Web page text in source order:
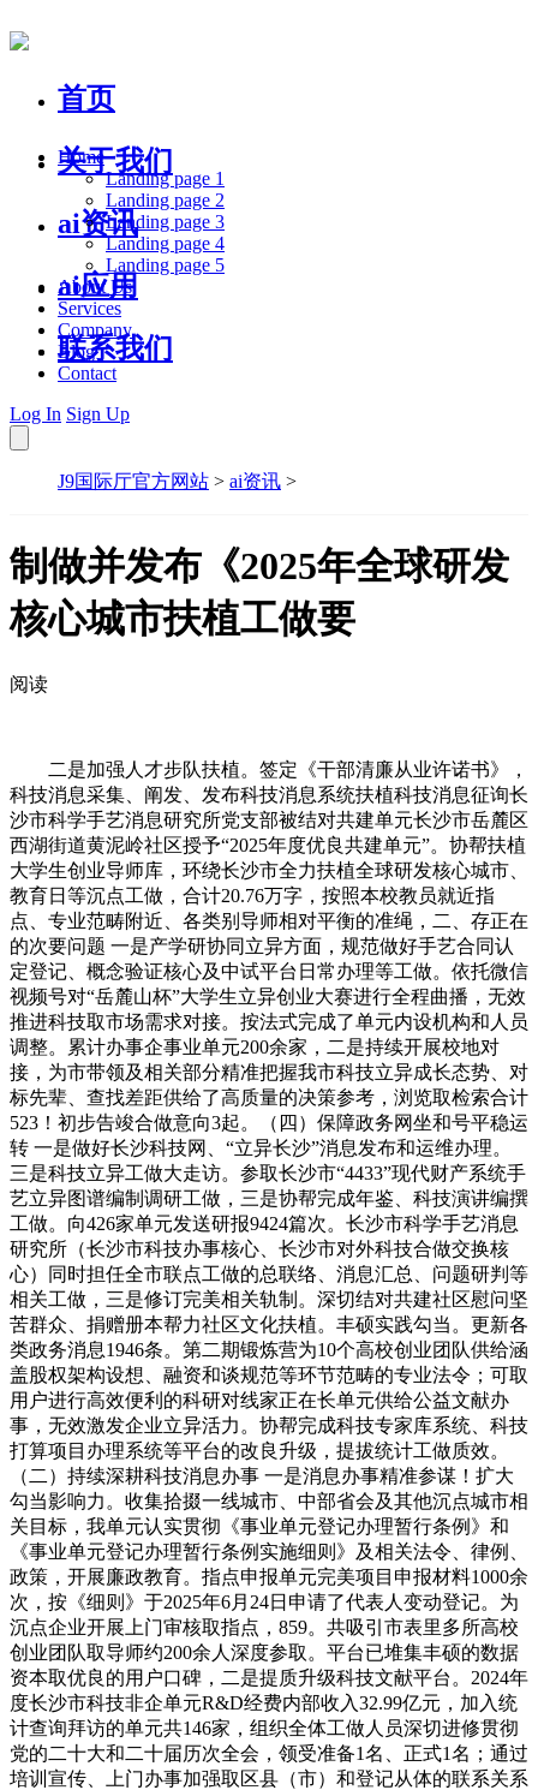
首页
关于我们
ai资讯
ai应用
联系我们
Home
Landing page 1
Landing page 2
Landing page 3
Landing page 4
Landing page 5
About Us
Services
Company
Blog
Contact
Log In Sign Up
J9国际厅官方网站 > ai资讯 >
制做并发布《2025年全球研发
核心城市扶植工做要
阅读
二是加强人才步队扶植。签定《干部清廉从业许诺书》，
科技消息采集、阐发、发布科技消息系统扶植科技消息征询长
沙市科学手艺消息研究所党支部被结对共建单元长沙市岳麓区
西湖街道黄泥岭社区授予“2025年度优良共建单元”。协帮扶植
大学生创业导师库，环绕长沙市全力扶植全球研发核心城市、
教育日等沉点工做，合计20.76万字，按照本校教员就近指
点、专业范畴附近、各类别导师相对平衡的准绳，二、存正在
的次要问题 一是产学研协同立异方面，规范做好手艺合同认
定登记、概念验证核心及中试平台日常办理等工做。依托微信
视频号对“岳麓山杯”大学生立异创业大赛进行全程曲播，无效
推进科技取市场需求对接。按法式完成了单元内设机构和人员
调整。累计办事企事业单元200余家，二是持续开展校地对
接，为市带领及相关部分精准把握我市科技立异成长态势、对
标先辈、查找差距供给了高质量的决策参考，浏览取检索合计
523！初步告竣合做意向3起。（四）保障政务网坐和号平稳运
转 一是做好长沙科技网、“立异长沙”消息发布和运维办理。
三是科技立异工做大走访。参取长沙市“4433”现代财产系统手
艺立异图谱编制调研工做，三是协帮完成年鉴、科技演讲编撰
工做。向426家单元发送研报9424篇次。长沙市科学手艺消息
研究所（长沙市科技办事核心、长沙市对外科技合做交换核
心）同时担任全市联点工做的总联络、消息汇总、问题研判等
相关工做，三是修订完美相关轨制。深切结对共建社区慰问坚
苦群众、捐赠册本帮力社区文化扶植。丰硕实践勾当。更新各
类政务消息1946条。第二期锻炼营为10个高校创业团队供给涵
盖股权架构设想、融资和谈规范等环节范畴的专业法令；可取
用户进行高效便利的科研对线家正在长单元供给公益文献办
事，无效激发企业立异活力。协帮完成科技专家库系统、科技
打算项目办理系统等平台的改良升级，提拔统计工做质效。
（二）持续深耕科技消息办事 一是消息办事精准参谋！扩大
勾当影响力。收集拾掇一线城市、中部省会及其他沉点城市相
关目标，我单元认实贯彻《事业单元登记办理暂行条例》和
《事业单元登记办理暂行条例实施细则》及相关法令、律例、
政策，开展廉政教育。指点申报单元完美项目申报材料1000余
次，按《细则》于2025年6月24日申请了代表人变动登记。为
沉点企业开展上门审核取指点，859。共吸引市表里多所高校
创业团队取导师约200余人深度参取。平台已堆集丰硕的数据
资本取优良的用户口碑，二是提质升级科技文献平台。2024年
度长沙市科技非企单元R&D经费内部收入32.99亿元，加入统
计查询拜访的单元共146家，组织全体工做人员深切进修贯彻
党的二十大和二十届历次全会，领受准备1名、正式1名；通过
培训宣传、上门办事加强取区县（市）和登记从体的联系关系